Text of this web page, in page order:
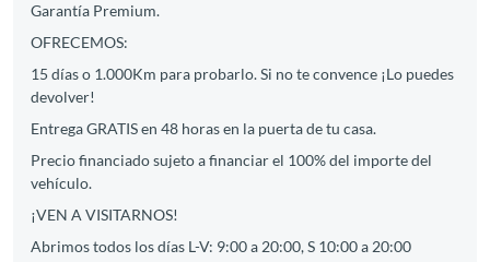
Garantía Premium.
OFRECEMOS:
15 días o 1.000Km para probarlo. Si no te convence ¡Lo puedes
devolver!
Entrega GRATIS en 48 horas en la puerta de tu casa.
Precio financiado sujeto a financiar el 100% del importe del
vehículo.
¡VEN A VISITARNOS!
Abrimos todos los días L-V: 9:00 a 20:00, S 10:00 a 20:00